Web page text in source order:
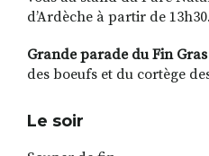
d’Ardèche à partir de 13h30.
Grande parade du Fin Gras
des boeufs et du cortège
Le soir